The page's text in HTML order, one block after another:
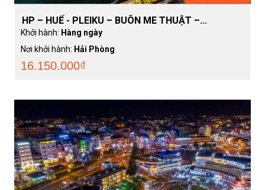
HP – HUẾ - PLEIKU – BUÔN ME THUẬT –...
Khởi hành: Hàng ngày
Nơi khởi hành: Hải Phòng
16.150.000₫